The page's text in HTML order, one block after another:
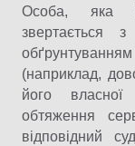
Особа, яка
звертається
(наприклад,
його
обтяження
відповідний